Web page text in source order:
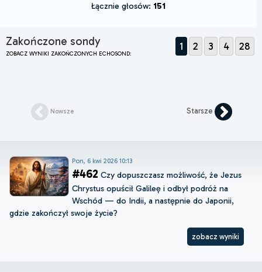
Łącznie głosów: 151
Zakończone sondy
ZOBACZ WYNIKI ZAKOŃCZONYCH ECHOSOND:
1 2 3 4 28
Nowsze Starsze
Pon, 6 kwi 2026 10:13
#462 Czy dopuszczasz możliwość, że Jezus
Chrystus opuścił Galileę i odbył podróż na
Wschód — do Indii, a następnie do Japonii,
gdzie zakończył swoje życie?
zobacz wyniki